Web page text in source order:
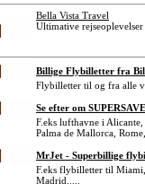
Bella Vista Travel
Ultimative
Billige Flybilletter fra
Flybilletter til og fra alle
Se efter om
F.eks lufthavne i
Palma de Mallorca,
MrJet - Superbillige
F.eks flybilletter til Miami,
Madrid.....